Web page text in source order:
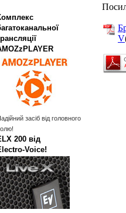
засіб від головного
200 від
V